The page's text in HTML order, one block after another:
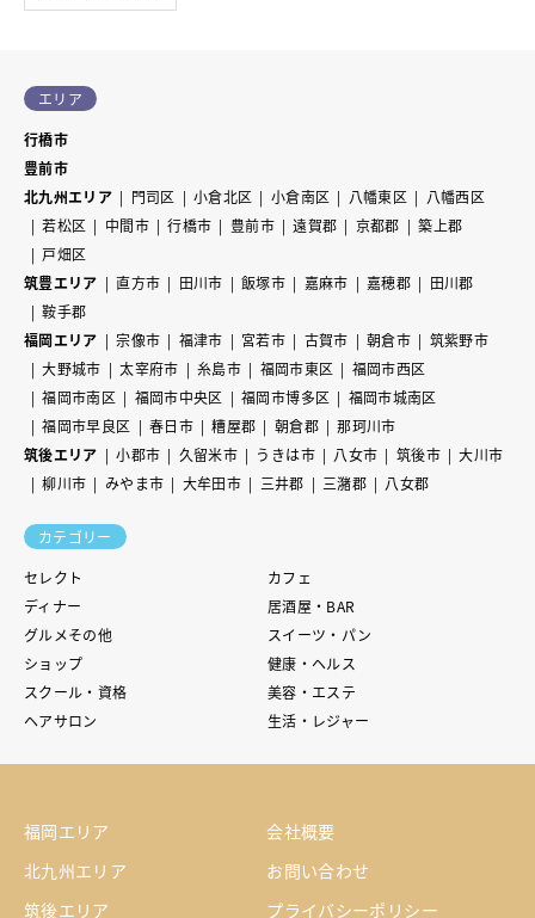
エリア
行橋市
豊前市
北九州エリア
門司区 小倉北区 小倉南区 八幡東区
八幡西区
若松区
中間市 行橋市 豊前市 遠賀郡 京都郡
築上郡
戸畑区
筑豊エリア
直方市 田川市 飯塚市 嘉麻市 嘉穂郡
田川郡
鞍手郡
福岡エリア
宗像市 福津市 宮若市 古賀市 朝倉市
筑紫野市
大野城市
太宰府市 糸島市 福岡市東区
福岡市西区
福岡市南区
福岡市中央区 福岡市博多区
福岡市城南区
福岡市早良区
春日市 糟屋郡 朝倉郡
那珂川市
筑後エリア
小郡市 久留米市 うきは市 八女市 筑後市
大川市
柳川市
みやま市 大牟田市 三井郡 三潴郡 八女郡
カテゴリー
セレクト
カフェ
ディナー
居酒屋・BAR
グルメその他
スイーツ・パン
ショップ
健康・ヘルス
スクール・資格
美容・エステ
ヘアサロン
生活・レジャー
福岡エリア
北九州エリア
筑後エリア
会社概要
お問い合わせ
プライバシーポリシー